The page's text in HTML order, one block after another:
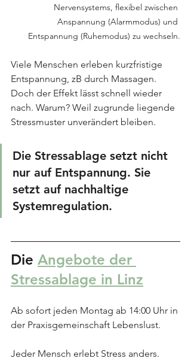
Nervensystems, flexibel zwischen
Anspannung (Alarmmodus) und
Entspannung (Ruhemodus) zu wechseln.
Viele Menschen erleben kurzfristige
Entspannung, zB durch Massagen.
Doch der Effekt lässt schnell wieder
nach. Warum? Weil zugrunde liegende
Stressmuster unverändert bleiben.
Die Stressablage setzt nicht
nur auf Entspannung. Sie
setzt auf nachhaltige
Systemregulation.
Die Angebote der
Stressablage in Linz
Ab sofort jeden Montag ab 14:00 Uhr in
der Praxisgemeinschaft Lebenslust.
Jeder Mensch erlebt Stress anders.